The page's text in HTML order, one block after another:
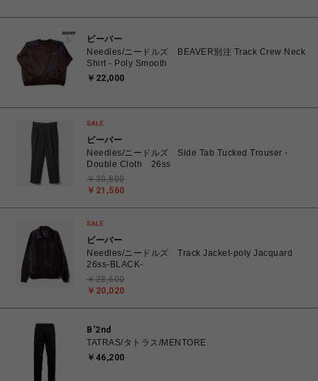
ビーバー
Needles/ニードルズ BEAVER別注 Track Crew Neck
Shirt - Poly Smooth
￥22,000
ビーバー
Needles/ニードルズ Side Tab Tucked Trouser -
Double Cloth 26ss
￥21,560
￥30,800
ビーバー
Needles/ニードルズ Track Jacket-poly Jacquard
26ss-BLACK-
￥20,020
￥28,600
B'2nd
TATRAS/タトラス/MENTORE
￥46,200